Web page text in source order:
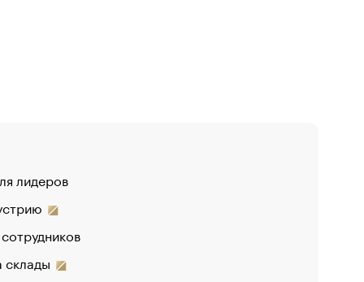
лидеров
склады